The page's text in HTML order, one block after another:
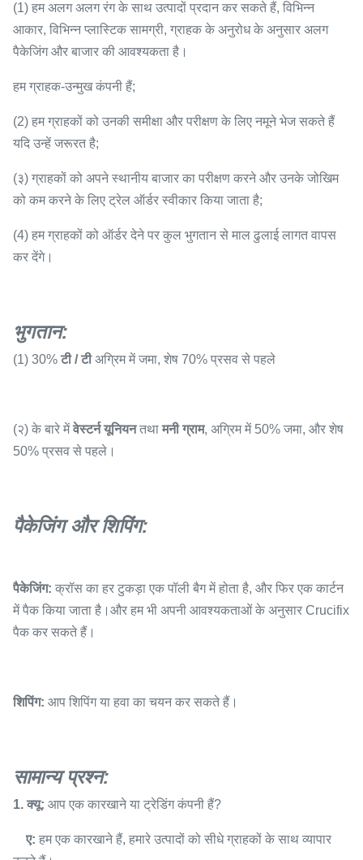
(1) हम अलग अलग रंग के साथ उत्पादों प्रदान कर सकते हैं, विभिन्न
आकार, विभिन्न प्लास्टिक सामग्री, ग्राहक के अनुरोध के अनुसार अलग
पैकेजिंग और बाजार की आवश्यकता है।
हम ग्राहक-उन्मुख कंपनी हैं;
(2) हम ग्राहकों को उनकी समीक्षा और परीक्षण के लिए नमूने भेज सकते हैं
यदि उन्हें जरूरत है;
(३) ग्राहकों को अपने स्थानीय बाजार का परीक्षण करने और उनके जोखिम
को कम करने के लिए ट्रेल ऑर्डर स्वीकार किया जाता है;
(4) हम ग्राहकों को ऑर्डर देने पर कुल भुगतान से माल ढुलाई लागत वापस
कर देंगे।
भुगतान:
(1) 30% टी / टीअग्रिम में जमा, शेष 70% प्रसव से पहले
(२) के बारे मेंवेस्टर्न यूनियनतथा मनी ग्राम, अग्रिम में 50% जमा, और शेष
50% प्रसव से पहले।
पैकेजिंग और शिपिंग:
पैकेजिंग: क्रॉस का हर टुकड़ा एक पॉली बैग में होता है, और फिर एक कार्टन
में पैक किया जाता है।और हम भी अपनी आवश्यकताओं के अनुसार Crucifix
पैक कर सकते हैं।
शिपिंग: आप शिपिंग या हवा का चयन कर सकते हैं।
सामान्य प्रश्न:
1. क्यू: आप एक कारखाने या ट्रेडिंग कंपनी हैं?
ए: हम एक कारखाने हैं, हमारे उत्पादों को सीधे ग्राहकों के साथ व्यापार